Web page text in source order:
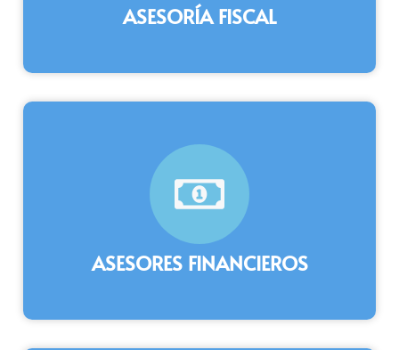
ASESORÍA FISCAL
ASESORES FINANCIEROS